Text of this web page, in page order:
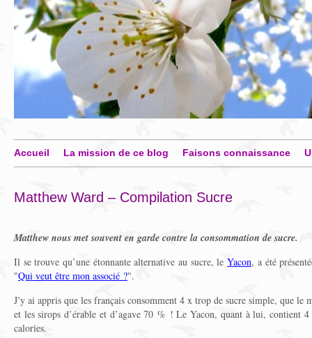
Accueil La mission de ce blog Faisons connaissance
Matthew Ward – Compilation Sucre
Matthew nous met souvent en garde contre la consommation de sucre.
Il se trouve qu’une étonnante alternative au sucre, leYacon, a été
"Qui veut être mon associé ?".
J’y ai appris que les français consomment 4 x trop de sucre simple, que le
et les sirops d’érable et d’agave 70 % ! Le Yacon, quant à lui, contient
calories.